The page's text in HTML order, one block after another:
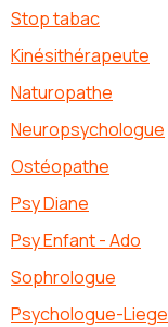
Stop tabac
Kinésithérapeute
Naturopathe
Neuropsychologue
Ostéopathe
Psy Diane
Psy Enfant - Ado
Sophrologue
Psychologue-Liege